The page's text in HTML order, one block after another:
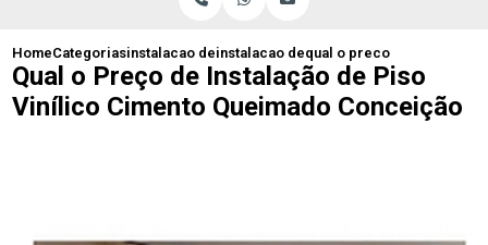
HomeCategoriasinstalacao de pisos vinilicos
instalacao de piso vinilico cimento
qual o preco de
Qual o Preço de Instalação de Piso
Vinílico Cimento Queimado Conceição